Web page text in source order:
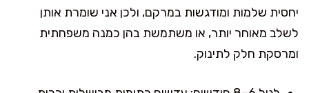
יחסית שלמות ומודגשות במרקם, ולכן אני שומרת אותן
לשלב מאוחר יותר, או משתמשת בהן כמנה משפחתית
ומרסקת חלק לתינוק.